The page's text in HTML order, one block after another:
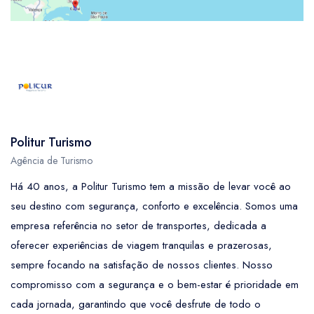
Politur Turismo
Agência de Turismo
Há 40 anos, a Politur Turismo tem a missão de levar você ao
seu destino com segurança, conforto e excelência. Somos uma
empresa referência no setor de transportes, dedicada a
oferecer experiências de viagem tranquilas e prazerosas,
sempre focando na satisfação de nossos clientes. Nosso
compromisso com a segurança e o bem-estar é prioridade em
cada jornada, garantindo que você desfrute de todo o